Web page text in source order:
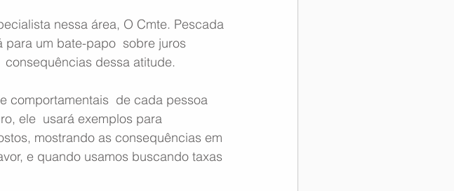
nessa área, O Cmte. Pescada
para um bate-papo  sobre juros
dessa atitude.
comportamentais  de cada pessoa
ele  usará exemplos para
mostrando as consequências em
e quando usamos buscando taxas